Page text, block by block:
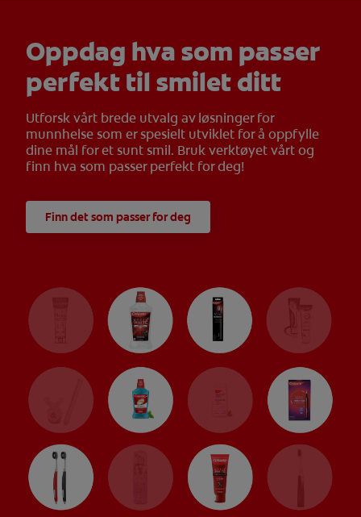
Oppdag hva som passer
perfekt til smilet ditt
Utforsk vårt brede utvalg av løsninger for
munnhelse som er spesielt utviklet for å oppfylle
dine mål for et sunt smil. Bruk verktøyet vårt og
finn hva som passer perfekt for deg!
Finn det som passer for deg